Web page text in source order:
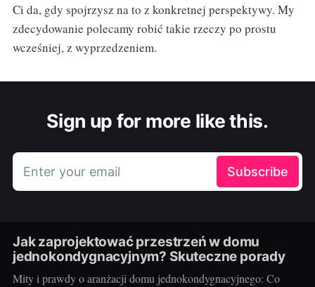
Ci da, gdy spojrzysz na to z konkretnej perspektywy. My
zdecydowanie polecamy robić takie rzeczy po prostu
wcześniej, z wyprzedzeniem.
Sign up for more like this.
Enter your email Subscribe
Jak zaprojektować przestrzeń w domu
jednokondygnacyjnym? Skuteczne porady
Mity i prawdy o aranżacji domu jednokondygnacyjnego: Co